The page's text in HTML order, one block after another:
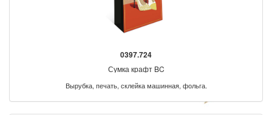
0397.724
Сумка крафт BC
Вырубка, печать, склейка машинная, фольга.